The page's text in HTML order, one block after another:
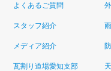
よくあるご質問
スタッフ紹介
メディア紹介
瓦割り道場愛知支部